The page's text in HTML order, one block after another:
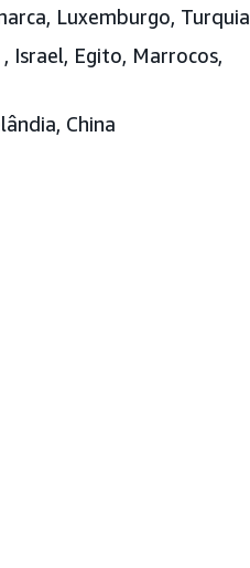
Luxemburgo, Turquia
, Israel, Egito, Marrocos,
China